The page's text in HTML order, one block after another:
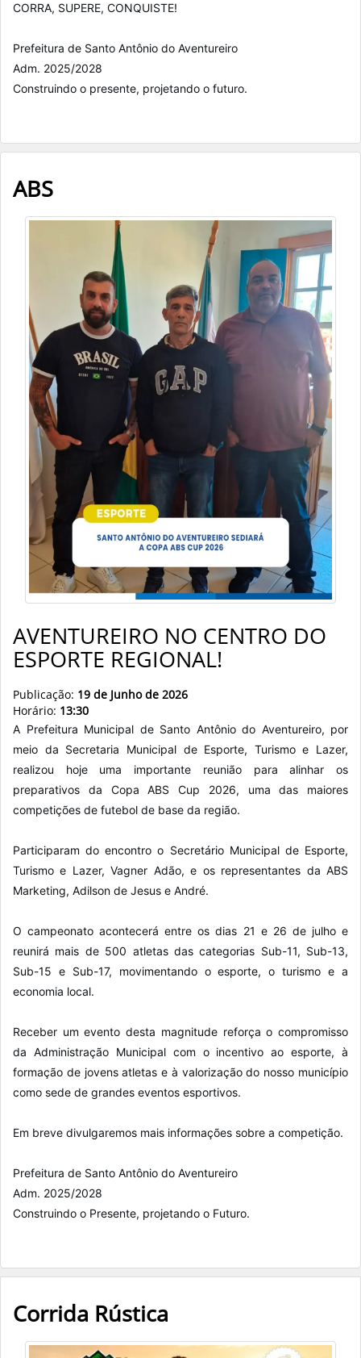
CORRA, SUPERE, CONQUISTE!
Prefeitura de Santo Antônio do Aventureiro
Adm. 2025/2028
Construindo o presente, projetando o futuro.
ABS
AVENTUREIRO NO CENTRO DO
ESPORTE REGIONAL!
Publicação: 19 de Junho de 2026
Horário: 13:30
A Prefeitura Municipal de Santo Antônio do Aventureiro, por
meio da Secretaria Municipal de Esporte, Turismo e Lazer,
realizou hoje uma importante reunião para alinhar os
preparativos da Copa ABS Cup 2026, uma das maiores
competições de futebol de base da região.
Participaram do encontro o Secretário Municipal de Esporte,
Turismo e Lazer, Vagner Adão, e os representantes da ABS
Marketing, Adilson de Jesus e André.
O campeonato acontecerá entre os dias 21 e 26 de julho e
reunirá mais de 500 atletas das categorias Sub-11, Sub-13,
Sub-15 e Sub-17, movimentando o esporte, o turismo e a
economia local.
Receber um evento desta magnitude reforça o compromisso
da Administração Municipal com o incentivo ao esporte, à
formação de jovens atletas e à valorização do nosso município
como sede de grandes eventos esportivos.
Em breve divulgaremos mais informações sobre a competição.
Prefeitura de Santo Antônio do Aventureiro
Adm. 2025/2028
Construindo o Presente, projetando o Futuro.
Corrida Rústica